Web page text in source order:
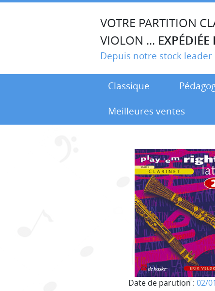
VOTRE PARTITION
VIOLON ...
Depuis notre stock
Classique
Meilleures ventes
Date de parution : 02/